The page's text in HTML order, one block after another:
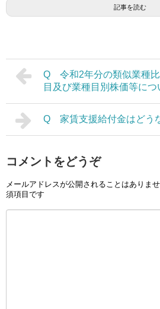
記事を読む
Q 令和2年分の類似業種
目及び業種目別株価等につ
Q 家賃支援給付金はどう
コメントをどうぞ
メールアドレスが公開されることはありませ
須項目です